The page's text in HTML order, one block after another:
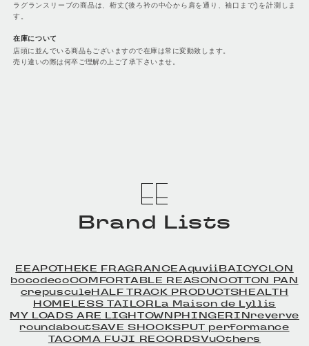
ラグランスリーブの商品は、桁丈(後ろ衿の中心から肩を通り、袖口まで)を計測しま
す。
在庫について
店頭に並んでいる商品もございますので在庫は常に変動致します。
売り違いの際は何卒ご理解の上ご了承下さいませ。
Brand Lists
EEAPOTHEKE FRAGRANCEAquviiBAICYCLON
bocodecoCOMFORTABLE REASONCOTTON PAN
crepusculeHALF TRACK PRODUCTSHEALTH
HOMELESS TAILORLa Maison de Lyllis
MY LOADS ARE LIGHTOWNPHINGERINreverve
roundaboutSAVE SHOCKSPUT performance
TACOMA FUJI RECORDSVuOthers